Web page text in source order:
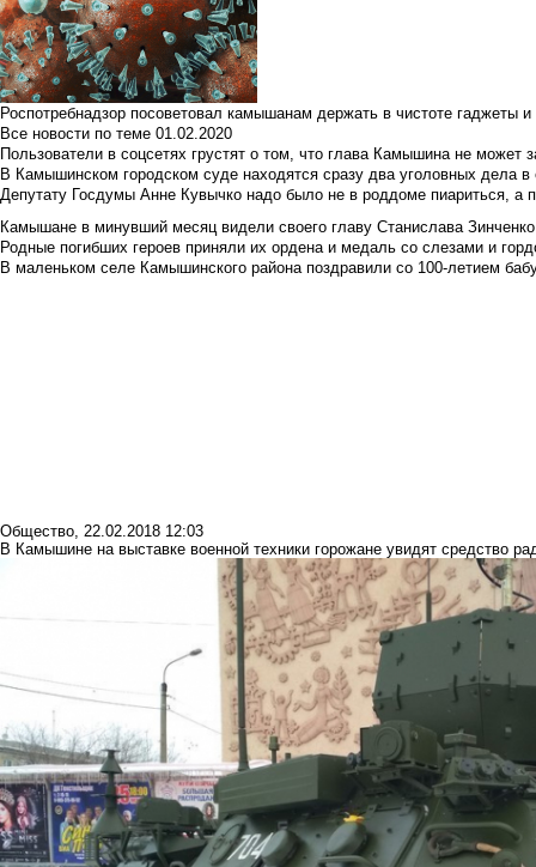
Роспотребнадзор посоветовал камышанам держать в чистоте гаджеты
Все новости по теме 01.02.2020
Пользователи в соцсетях грустят о том, что глава Камышина не может
В Камышинском городском суде находятся сразу два уголовных дела
Депутату Госдумы Анне Кувычко надо было не в роддоме пиариться, а
Камышане в минувший месяц видели своего главу Станислава Зинченко
Родные погибших героев приняли их ордена и медаль со слезами и
В маленьком селе Камышинского района поздравили со 100-летием
Общество, 22.02.2018 12:03
В Камышине на выставке военной техники горожане увидят средство